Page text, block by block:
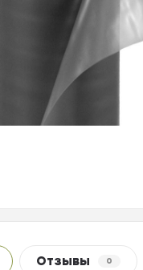
Отзывы 0